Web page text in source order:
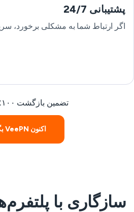
پشتیبانی 24/7
اگر ارتباط شما به مشکلی برخورد،
تضمین بازگشت ۱۰۰٪ وجه
اکنون VeePN بگیرید
سازگاری با